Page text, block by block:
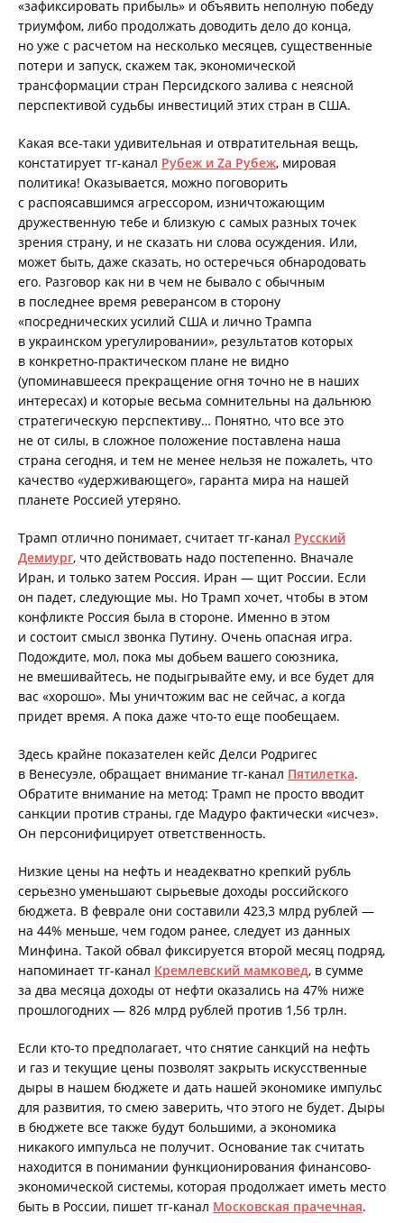
«зафиксировать прибыль» и объявить неполную победу
триумфом, либо продолжать доводить дело до конца,
но уже с расчетом на несколько месяцев, существенные
потери и запуск, скажем так, экономической
трансформации стран Персидского залива с неясной
перспективой судьбы инвестиций этих стран в США.
Какая все-таки удивительная и отвратительная вещь,
констатирует тг-канал Рубеж и Zа Рубеж, мировая
политика! Оказывается, можно поговорить
с распоясавшимся агрессором, изничтожающим
дружественную тебе и близкую с самых разных точек
зрения страну, и не сказать ни слова осуждения. Или,
может быть, даже сказать, но остеречься обнародовать
его. Разговор как ни в чем не бывало с обычным
в последнее время реверансом в сторону
«посреднических усилий США и лично Трампа
в украинском урегулировании», результатов которых
в конкретно-практическом плане не видно
(упоминавшееся прекращение огня точно не в наших
интересах) и которые весьма сомнительны на дальнюю
стратегическую перспективу… Понятно, что все это
не от силы, в сложное положение поставлена наша
страна сегодня, и тем не менее нельзя не пожалеть, что
качество «удерживающего», гаранта мира на нашей
планете Россией утеряно.
Трамп отлично понимает, считает тг-канал Русский
Демиург, что действовать надо постепенно. Вначале
Иран, и только затем Россия. Иран — щит России. Если
он падет, следующие мы. Но Трамп хочет, чтобы в этом
конфликте Россия была в стороне. Именно в этом
и состоит смысл звонка Путину. Очень опасная игра.
Подождите, мол, пока мы добьем вашего союзника,
не вмешивайтесь, не подыгрывайте ему, и все будет для
вас «хорошо». Мы уничтожим вас не сейчас, а когда
придет время. А пока даже что-то еще пообещаем.
Здесь крайне показателен кейс Делси Родригес
в Венесуэле, обращает внимание тг-канал Пятилетка.
Обратите внимание на метод: Трамп не просто вводит
санкции против страны, где Мадуро фактически «исчез».
Он персонифицирует ответственность.
Низкие цены на нефть и неадекватно крепкий рубль
серьезно уменьшают сырьевые доходы российского
бюджета. В феврале они составили 423,3 млрд рублей —
на 44% меньше, чем годом ранее, следует из данных
Минфина. Такой обвал фиксируется второй месяц подряд,
напоминает тг-канал Кремлевский мамковед, в сумме
за два месяца доходы от нефти оказались на 47% ниже
прошлогодних — 826 млрд рублей против 1,56 трлн.
Если кто-то предполагает, что снятие санкций на нефть
и газ и текущие цены позволят закрыть искусственные
дыры в нашем бюджете и дать нашей экономике импульс
для развития, то смею заверить, что этого не будет. Дыры
в бюджете все также будут большими, а экономика
никакого импульса не получит. Основание так считать
находится в понимании функционирования финансово-
экономической системы, которая продолжает иметь место
быть в России, пишет тг-канал Московская прачечная.